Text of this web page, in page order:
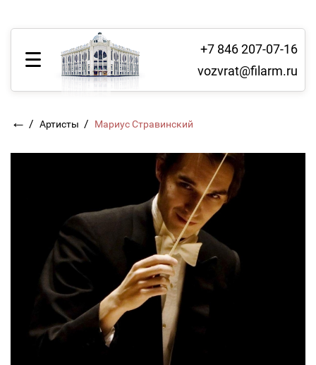
+7 846 207-07-16
vozvrat@filarm.ru
← / Артисты / Мариус Стравинский